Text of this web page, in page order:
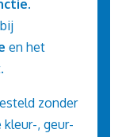
.
en het
zonder
, geur-